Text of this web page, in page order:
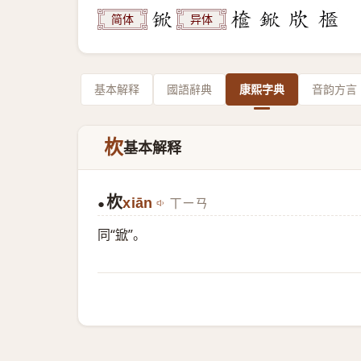
简体 异体
基本解释 國語辭典 康熙字典 音韵方言
杴基本解释
● 杴xiān ㄒㄧㄢ
同“锨”。